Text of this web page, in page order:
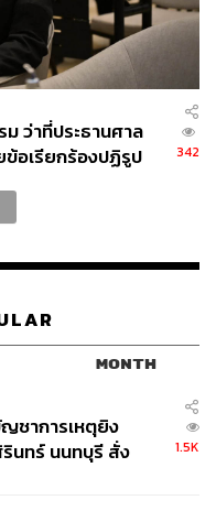
ว่าที่ประธานศาล
ข้อเรียกร้องปฏิรูป
342
MONTH
ชาการเหตุยิง
รินทร์ นนทบุรี สั่ง
1.5K